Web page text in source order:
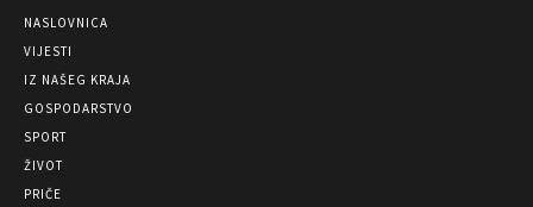
NASLOVNICA
VIJESTI
IZ NAŠEG KRAJA
GOSPODARSTVO
SPORT
ŽIVOT
PRIČE